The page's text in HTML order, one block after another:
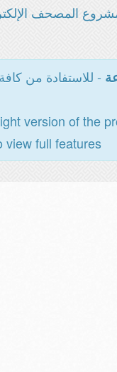
المصحف
- للاستفادة من
version of the
full features